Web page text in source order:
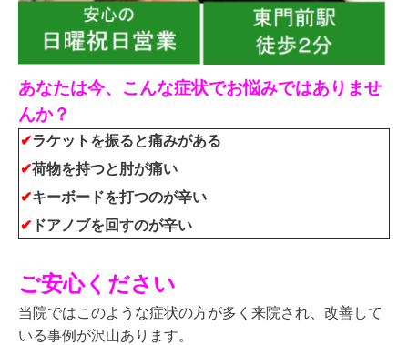
あなたは今、こんな症状でお悩みではありませ
んか？
✔ラケットを振ると痛みがある
✔荷物を持つと肘が痛い
✔キーボードを打つのが辛い
✔ ドアノブを回すのが辛い
ご安心ください
当院ではこのような症状の方が多く来院され、 改善して
いる事例が沢山あります。